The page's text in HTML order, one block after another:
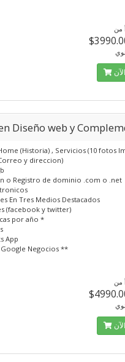
من
Diseño web y
(Historia) , Servicios (10 fotos
y direccion)
o Registro de dominio .com o .net
En Tres Medios Destacados
(facebook y twitter)
por año *
App
Negocios **
من